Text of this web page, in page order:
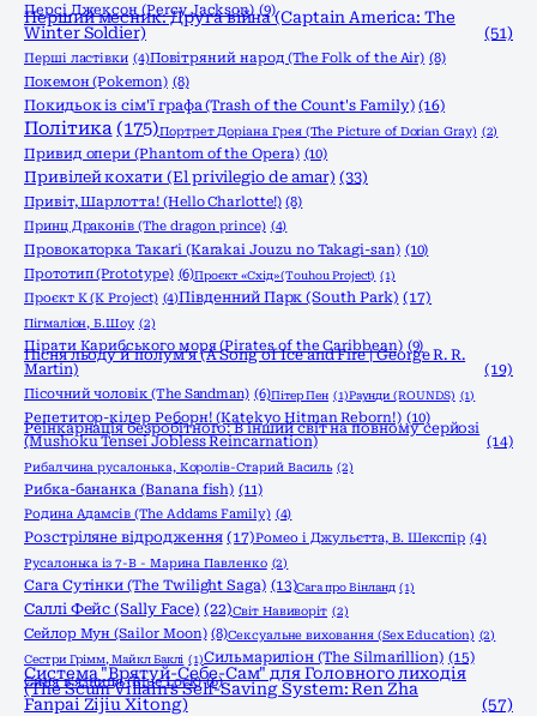
Персі Джексон (Percy Jackson) (9)
Перший месник: Друга війна (Captain America: The
Winter Soldier)
(51)
Перші ластівки (4)Повітряний народ (The Folk of the Air) (8)
Покемон (Pokemon) (8)
Покидьок із сім'ї графа (Trash of the Count's Family) (16)
Політика (175)Портрет Доріана Грея (The Picture of Dorian Gray) (2)
Привид опери (Phantom of the Opera) (10)
Привілей кохати (El privilegio de amar) (33)
Привіт, Шарлотта! (Hello Charlotte!) (8)
Принц Драконів (The dragon prince) (4)
Провокаторка Такаґі (Karakai Jouzu no Takagi-san) (10)
Прототип (Prototype) (6)Проєкт «Схід» (Touhou Project) (1)
Проєкт К (K Project) (4)Південний Парк (South Park) (17)
Пігмаліон, Б.Шоу (2)
Пірати Карибського моря (Pirates of the Caribbean) (9)
Пісня льоду й полум'я (A Song of Ice and Fire | George R. R.
Martin)
(19)
Пісочний чоловік (The Sandman) (6)Пітер Пен (1)Раунди (ROUNDS) (1)
Репетитор-кілер Реборн! (Katekyo Hitman Reborn!) (10)
Реінкарнація безробітного: В інший світ на повному серйозі
(Mushoku Tensei Jobless Reincarnation) (14)
Рибалчина русалонька, Королів-Старий Василь (2)
Рибка-бананка (Banana fish) (11)
Родина Адамсів (The Addams Family) (4)
Розстріляне відродження (17)Ромео і Джульєтта, В. Шекспір (4)
Русалонька із 7-В - Марина Павленко (2)
Сага Сутінки (The Twilight Saga) (13)Сага про Вінланд (1)
Саллі Фейс (Sally Face) (22)Світ Навиворіт (2)
Сейлор Мун (Sailor Moon) (8)Сексуальне виховання (Sex Education) (2)
Сестри Грімм, Майкл Баклі (1)Сильмариліон (The Silmarillion) (15)
Синя в'язниця (Blue Lock) (6)
Система "Врятуй-Себе-Сам" для Головного лиходія
(The Scum Villain's Self-Saving System: Ren Zha
Fanpai Zijiu Xitong)
(57)